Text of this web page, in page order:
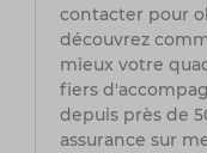
contacter pour
découvrez
mieux votre
fiers
depuis près de
assurance sur